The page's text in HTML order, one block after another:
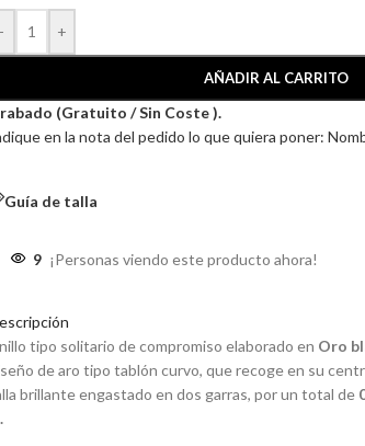
- +
AÑADIR AL CARRITO
(Gratuito / Sin Coste ).
en la nota del pedido lo que quiera poner:
Guía de talla
9 ¡Personas viendo este producto ahora!
tipo solitario de compromiso elaborado en Oro
de aro tipo tablón curvo, que recoge en su
brillante engastado en dos garras, por un total de